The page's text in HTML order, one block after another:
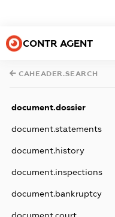
CONTR AGENT
CAHEADER.SEARCH
document.dossier
document.statements
document.history
document.inspections
document.bankruptcy